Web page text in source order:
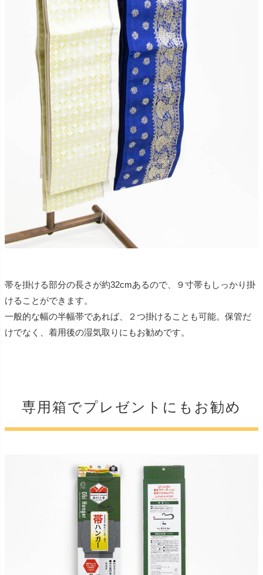
帯を掛ける部分の長さが約32cmあるので、９寸帯もしっかり掛
けることができます。
一般的な幅の半幅帯であれば、２つ掛けることも可能。保管だ
けでなく、着用後の湿気取りにもお勧めです。
専用箱でプレゼントにもお勧め